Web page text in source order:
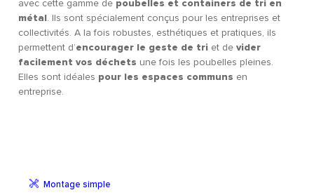
avec cette gamme de poubelles et containers de tri en
métal. Ils sont spécialement conçus pour les entreprises et
collectivités. A la fois robustes, esthétiques et pratiques, ils
permettent d’encourager le geste de tri et devider
facilement vos déchets une fois les poubelles pleines.
Elles sont idéales pour les espaces communs en
entreprise.
Montage simple